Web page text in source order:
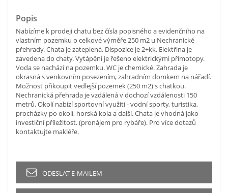
Popis
Nabízíme k prodeji chatu bez čísla popisného a evidenčního na
vlastním pozemku o celkové výměře 250 m2 u Nechranické
přehrady. Chata je zateplená. Dispozice je 2+kk. Elektřina je
zavedena do chaty. Vytápění je řešeno elektrickými přímotopy.
Voda se nachází na pozemku. WC je chemické. Zahrada je
okrasná s venkovním posezením, zahradním domkem na nářadí.
Možnost přikoupit vedlejší pozemek (250 m2) s chatkou.
Nechranická přehrada je vzdálená v dochozí vzdálenosti 150
metrů. Okolí nabízí sportovní využití - vodní sporty, turistika,
procházky po okolí, horská kola a další. Chata je vhodná jako
investiční příležitost. (pronájem pro rybáře). Pro více dotazů
kontaktujte makléře.
ODESLAT E-MAILEM